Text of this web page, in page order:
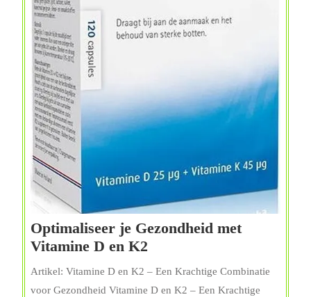
Optimaliseer je Gezondheid met
Vitamine D en K2
je
Gezondheid
Artikel: Vitamine D en K2 – Een Krachtige Combinatie
voor Gezondheid Vitamine D en K2 – Een Krachtige